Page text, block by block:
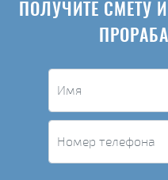
ПОЛУЧИТЕ СМЕТУ